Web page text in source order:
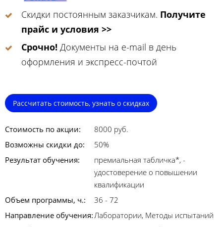
Скидки постоянным заказчикам. Получите
прайс и условия >>
Срочно! Документы на e-mail в день
оформления и экспресс-почтой
Рассчитать стоимость, узнать о скидках
Стоимость по акции:
8000 руб.
Возможны скидки до:
50%
Результат обучения:
премиальная табличка*, -
удостоверение о повышении
квалификации
Объем программы, ч.:
36 - 72
Направление обучения:Лаборатории, Методы испытаний